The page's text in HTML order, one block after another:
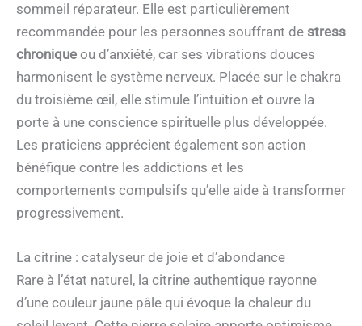
sommeil réparateur. Elle est particulièrement
recommandée pour les personnes souffrant de stress
chronique ou d’anxiété, car ses vibrations douces
harmonisent le système nerveux. Placée sur le chakra
du troisième œil, elle stimule l’intuition et ouvre la
porte à une conscience spirituelle plus développée.
Les praticiens apprécient également son action
bénéfique contre les addictions et les
comportements compulsifs qu’elle aide à transformer
progressivement.
La citrine : catalyseur de joie et d’abondance
Rare à l’état naturel, la citrine authentique rayonne
d’une couleur jaune pâle qui évoque la chaleur du